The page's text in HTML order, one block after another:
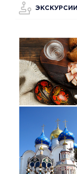
ЭКСКУРСИИ